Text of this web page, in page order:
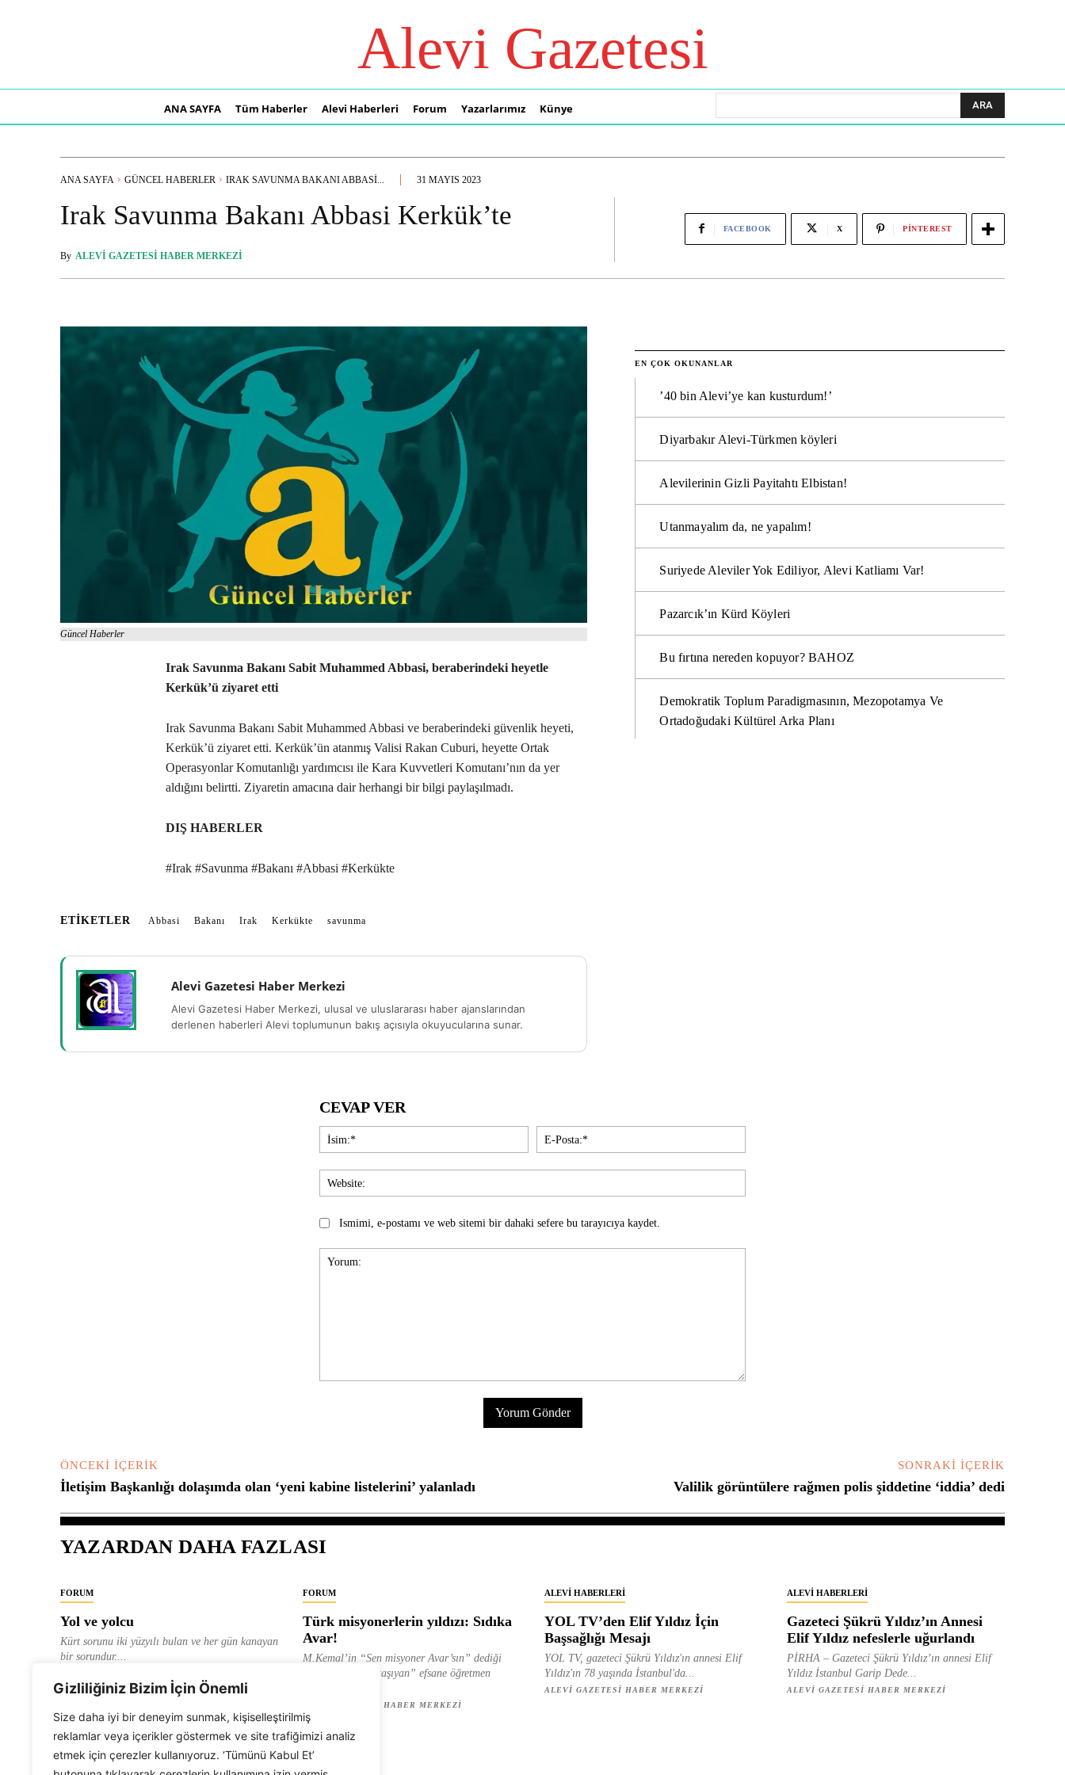
Gizliliğiniz Bizim İçin Önemli
Size daha iyi bir deneyim sunmak, kişiselleştirilmiş
reklamlar veya içerikler göstermek ve site trafiğimizi analiz
etmek için çerezler kullanıyoruz. ‘Tümünü Kabul Et’
Alevi Gazetesi
ANA SAYFA Tüm Haberler Alevi Haberleri Forum Yazarlarımız Künye ARA
ANA SAYFA GÜNCEL HABERLER IRAK SAVUNMA BAKANI ABBASI... 31 MAYIS 2023
Irak Savunma Bakanı Abbasi Kerkük’te
By ALEVI GAZETESI HABER MERKEZI
FACEBOOK X PINTEREST
Güncel Haberler
Irak Savunma Bakanı Sabit Muhammed Abbasi, beraberindeki heyetle
Kerkük’ü ziyaret etti
Irak Savunma Bakanı Sabit Muhammed Abbasi ve beraberindeki güvenlik heyeti,
Kerkük’ü ziyaret etti. Kerkük’ün atanmış Valisi Rakan Cuburi, heyette Ortak
Operasyonlar Komutanlığı yardımcısı ile Kara Kuvvetleri Komutanı’nın da yer
aldığını belirtti. Ziyaretin amacına dair herhangi bir bilgi paylaşılmadı.
DIŞ HABERLER
#Irak #Savunma #Bakanı #Abbasi #Kerkükte
ETIKETLER Abbasi Bakanı Irak Kerkükte savunma
Alevi Gazetesi Haber Merkezi
Alevi Gazetesi Haber Merkezi, ulusal ve uluslararası haber ajanslarından
derlenen haberleri Alevi toplumunun bakış açısıyla okuyucularına sunar.
EN ÇOK OKUNANLAR
’40 bin Alevi’ye kan kusturdum!’
Diyarbakır Alevi-Türkmen köyleri
Alevilerinin Gizli Payitahtı Elbistan!
Utanmayalım da, ne yapalım!
Suriyede Aleviler Yok Ediliyor, Alevi Katliamı Var!
Pazarcık’ın Kürd Köyleri
Bu fırtına nereden kopuyor? BAHOZ
Demokratik Toplum Paradigmasının, Mezopotamya Ve
Ortadoğudaki Kültürel Arka Planı
CEVAP VER
İsim:*
Posta:*
Ismimi, e-postamı ve web sitemi bir dahaki sefere bu tarayıcıya kaydet.
ÖNCEKI İÇERIK
İletişim Başkanlığı dolaşımda olan ‘yeni kabine listelerini’ yalanladı
SONRAKI İÇERIK
Valilik görüntülere rağmen polis şiddetine ‘iddia’ dedi
YAZARDAN DAHA FAZLASI
FORUM
Yol ve yolcu
Kürt sorunu iki yüzyılı bulan ve her gün kanayan
bir sorundur....
FORUM
Türk misyonerlerin yıldızı: Sıdıka
Avar!
M.Kemal’in “Sen misyoner Avar’sın” dediği
ve “dağlara ışık taşıyan” efsane öğretmen
ALEVI GAZETESI HABER MERKEZI
ALEVI HABERLERI
YOL TV’den Elif Yıldız İçin
Başsağlığı Mesajı
YOL TV, gazeteci Şükrü Yıldız'ın annesi Elif
Yıldız'ın 78 yaşında İstanbul'da...
ALEVI GAZETESI HABER MERKEZI
ALEVI HABERLERI
Gazeteci Şükrü Yıldız’ın Annesi
Elif Yıldız nefeslerle uğurlandı
PİRHA – Gazeteci Şükrü Yıldız’ın annesi Elif
Yıldız İstanbul Garip Dede...
ALEVI GAZETESI HABER MERKEZI